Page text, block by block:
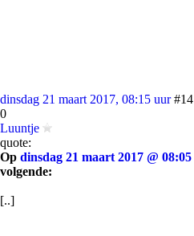
dinsdag 21 maart 2017, 08:15 uur #14
0
Luuntje
quote:
Op dinsdag 21 maart 2017 @ 08:05
volgende:
[..]